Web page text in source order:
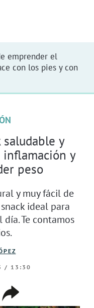
emprender el
con los pies y con
saludable y
inflamación y
peso
y muy fácil de
ideal para
Te contamos
/ 13:30
compartir
enlace